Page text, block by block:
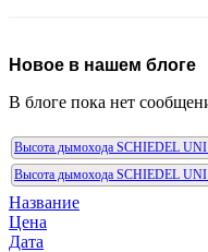
Новое в нашем блоге
В блоге пока нет
Высота дымохода SCHIEDEL
Высота дымохода SCHIEDEL
Название
Цена
Дата